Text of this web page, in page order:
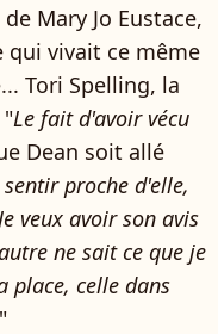
Mary Jo Eustace,
qui vivait ce même
Tori Spelling, la
"Le fait d'avoir vécu
Dean soit allé
proche d'elle,
Je veux avoir son avis
ne sait ce que je
place, celle dans
"